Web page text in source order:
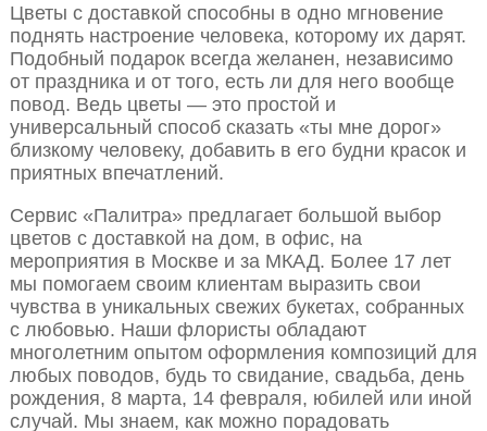
Цветы с доставкой способны в одно мгновение
поднять настроение человека, которому их дарят.
Подобный подарок всегда желанен, независимо
от праздника и от того, есть ли для него вообще
повод. Ведь цветы — это простой и
универсальный способ сказать «ты мне дорог»
близкому человеку, добавить в его будни красок и
приятных впечатлений.
Сервис «Палитра» предлагает большой выбор
цветов с доставкой на дом, в офис, на
мероприятия в Москве и за МКАД. Более 17 лет
мы помогаем своим клиентам выразить свои
чувства в уникальных свежих букетах, собранных
с любовью. Наши флористы обладают
многолетним опытом оформления композиций для
любых поводов, будь то свидание, свадьба, день
рождения, 8 марта, 14 февраля, юбилей или иной
случай. Мы знаем, как можно порадовать